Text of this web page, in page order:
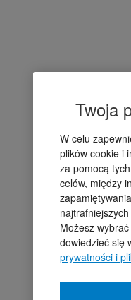
Twoja
W celu
plików cookie i
za pomocą
celów, między
Możesz
dowiedzieć się
prywatności i